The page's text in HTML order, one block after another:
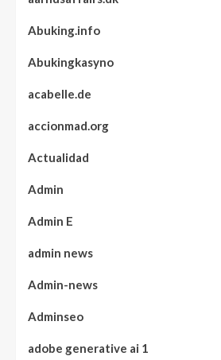
Abuking.info
Abukingkasyno
acabelle.de
accionmad.org
Actualidad
Admin
Admin E
admin news
Admin-news
Adminseo
adobe generative ai 1